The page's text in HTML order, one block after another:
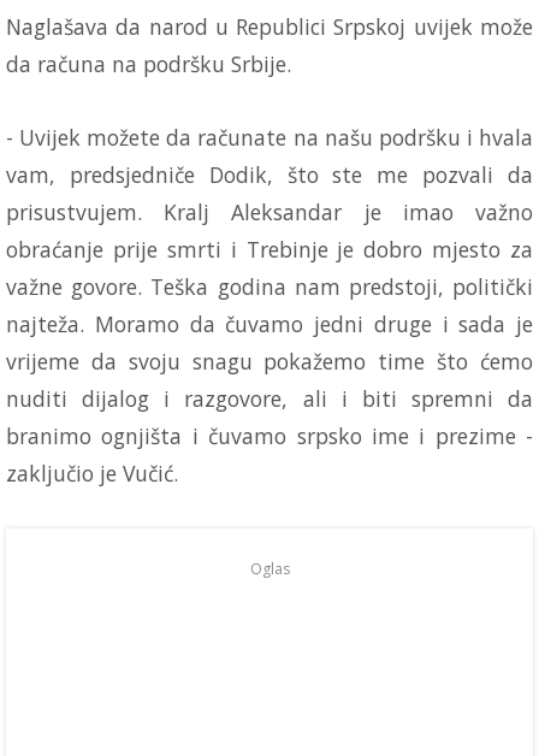
Naglašava da narod u Republici Srpskoj uvijek može
da računa na podršku Srbije.
- Uvijek možete da računate na našu podršku i hvala
vam, predsjedniče Dodik, što ste me pozvali da
prisustvujem. Kralj Aleksandar je imao važno
obraćanje prije smrti i Trebinje je dobro mjesto za
važne govore. Teška godina nam predstoji, politički
najteža. Moramo da čuvamo jedni druge i sada je
vrijeme da svoju snagu pokažemo time što ćemo
nuditi dijalog i razgovore, ali i biti spremni da
branimo ognjišta i čuvamo srpsko ime i prezime -
zaključio je Vučić.
Oglas